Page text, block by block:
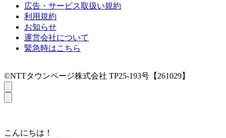
広告・サービス取扱い規約
利用規約
お知らせ
運営会社について
緊急時はこちら
©NTTタウンページ株式会社 TP25-193号【261029】
こんにちは！